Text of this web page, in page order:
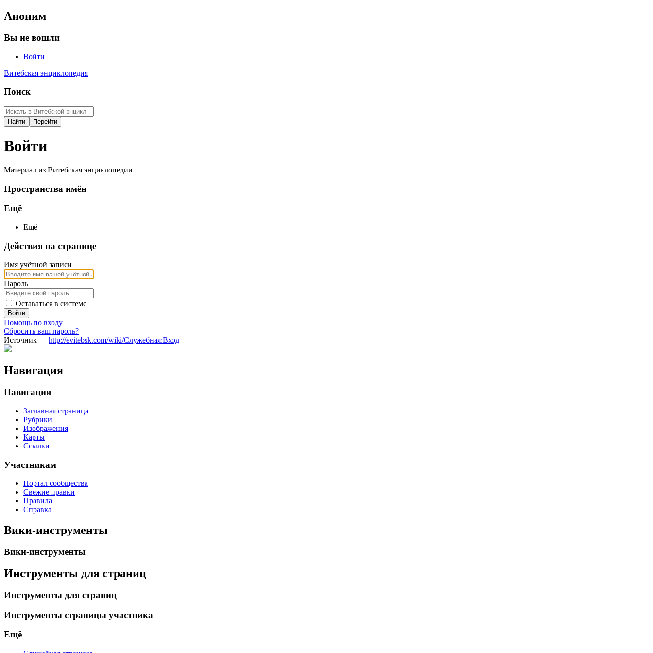
Аноним
Вы не вошли
Войти
Витебская энциклопедия
Поиск
Войти
Материал из Витебская энциклопедии
Пространства имён
Ещё
Ещё
Действия на странице
Имя учётной записи
Пароль
Оставаться в системе
Войти
Помощь по входу
Сбросить ваш пароль?
Источник — http://evitebsk.com/wiki/Служебная:Вход
Навигация
Навигация
Заглавная страница
Рубрики
Изображения
Карты
Ссылки
Участникам
Портал сообщества
Свежие правки
Правила
Справка
Вики-инструменты
Вики-инструменты
Инструменты для страниц
Инструменты для страниц
Инструменты страницы участника
Ещё